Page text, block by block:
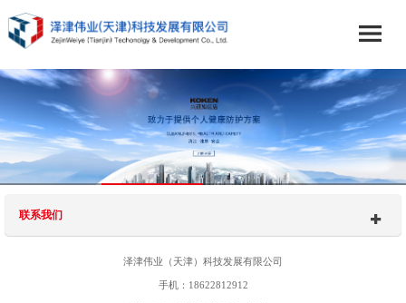
联系我们
泽津伟业（天津）科技发展有限公司
手机：18622812912